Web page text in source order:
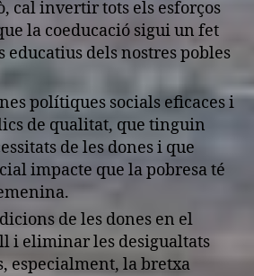
cal invertir tots els esforços
la coeducació sigui un fet
educatius dels nostres pobles
polítiques socials eficaces i
de qualitat, que tinguin
de les dones i que
impacte que la pobresa té
de les dones en el
i eliminar les desigualtats
especialment, la bretxa